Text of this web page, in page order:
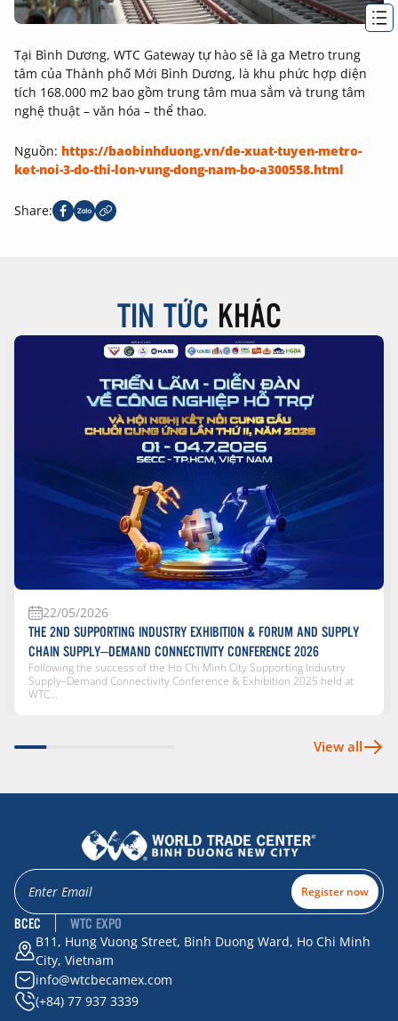
Tại Bình Dương, WTC Gateway tự hào sẽ là ga Metro trung
tâm của Thành phố Mới Bình Dương, là khu phức hợp diện
tích 168.000 m2 bao gồm trung tâm mua sắm và trung tâm
nghệ thuật – văn hóa – thể thao.
Nguồn: https://baobinhduong.vn/de-xuat-tuyen-metro-
ket-noi-3-do-thi-lon-vung-dong-nam-bo-a300558.html
Share:
TIN TỨC KHÁC
22/05/2026
THE 2ND SUPPORTING INDUSTRY EXHIBITION & FORUM AND SUPPLY
CHAIN SUPPLY–DEMAND CONNECTIVITY CONFERENCE 2026
Following the success of the Ho Chi Minh City Supporting Industry
Supply–Demand Connectivity Conference & Exhibition 2025 held at
WTC...
View all
Register now
BCEC WTC EXPO
B11, Hung Vuong Street, Binh Duong Ward, Ho Chi Minh
City, Vietnam
info@wtcbecamex.com
(+84) 77 937 3339